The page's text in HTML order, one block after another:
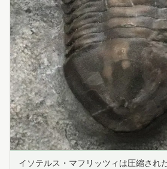
イソテルス・マフリッツィは圧縮され